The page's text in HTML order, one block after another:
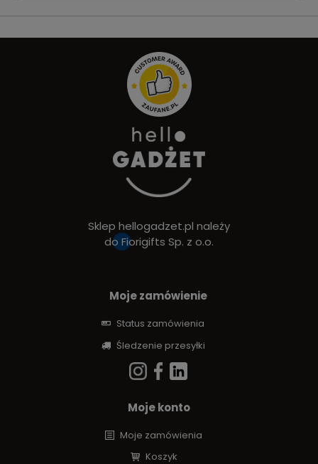
Sklep hellogadzet.pl należy
do Fiorigifts Sp. z o.o.
Moje zamówienie
Status zamówienia
Śledzenie przesyłki
Moje konto
Moje zamówienia
Koszyk